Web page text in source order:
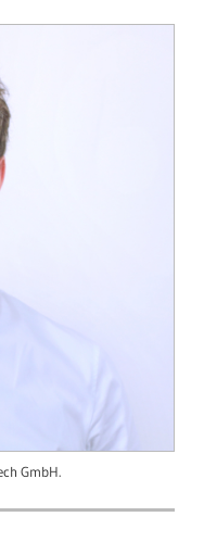
GmbH.